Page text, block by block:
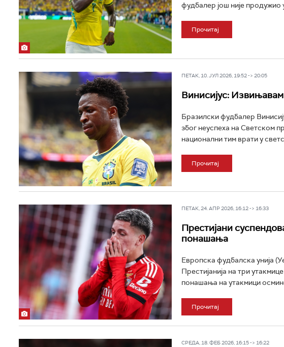
фудбалер још није продужио
Прочитај
ПЕТАК, 10. ЈУЛ 2026, 19:52 -> 20:05
Винисијус: Извињавам
Бразилски фудбалер
због неуспеха на Светском
национални тим врати у
Прочитај
ПЕТАК, 24. АПР 2026, 16:12 -> 16:33
Престијани
понашања
Европска фудбалска унија
Престијанија на три
понашања на утакмици
Прочитај
СРЕДА, 18. ФЕБ 2026, 16:15 -> 16:22